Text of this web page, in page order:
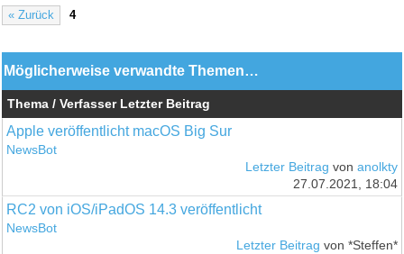
« Zurück 4
Möglicherweise verwandte Themen…
Thema / Verfasser Letzter Beitrag
Apple veröffentlicht macOS Big Sur
NewsBot
Letzter Beitrag von anolkty
27.07.2021, 18:04
RC2 von iOS/iPadOS 14.3 veröffentlicht
NewsBot
Letzter Beitrag von *Steffen*